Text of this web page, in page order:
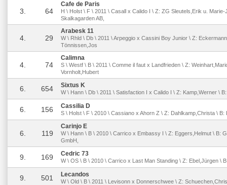
3. 64
Cafe de Paris
H \ Holst \ F \ 2011 \ Casall x Calido I \ Z: ZG Sleutels,Erik u. Marie-
Skalkagarden AB,
4. 29
Arabesk 11
W \ Rhld \ Db \ 2011 \ Arpeggio x Cassini Boy Junior \ Z:
Tönnissen,Jos
4. 74
Calimna
S \ Westf \ B \ 2011 \ Comme il faut x Landfrieden \ Z:
Vornholt,Hubert
6. 654 Sixtus K
W \ Hann \ Db \ 2011 \ Satisfaction I x Calido I \ Z: Kamp,Werner \
6. 156 Cassilia D
S \ Holst \ F \ 2010 \ Cassiano x Ahorn Z \ Z: Dahlkamp,Christa \ B:
6. 119
Carinjo E
W \ Hann \ B \ 2010 \ Carrico x Embassy I \ Z: Eggers,Helmut \ B:
GmbH,
9. 169 Cedric 73
W \ OS \ B \ 2010 \ Carrico x Last Man Standing \ Z: Ebel,Jürgen \
9. 501 Lecandos
W \ Old \ B \ 2011 \ Levisonn x Donnerschwee \ Z: